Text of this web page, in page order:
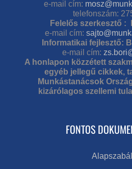
e-mail cím:
telefonszám:
Felelős szerkesztő :
e-mail cím:
Informatikai fejlesztő:
e-mail cím:
A honlapon közzétett
egyéb jellegű cikkek,
Munkástanácsok
kizárólagos szellemi
FONTOS